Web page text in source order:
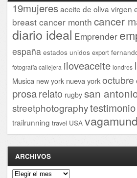
19mujeresaceite de oliva virgen
breast cancer month cancer
diario ideal Emprender
españa estados unidos export
fotografía callejera iloveaceite londres
Musica new york nueva yorkoctubre
prosarelato rugby san
streetphotographytestimonio
trailrunning travel USA
ARCHIVOS
Archivos